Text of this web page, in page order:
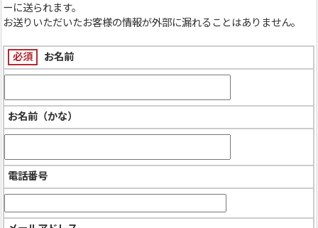
ーに送られます。
お送りいただいたお客様の情報が外部に漏れることはありません。
必須 お名前
お名前（かな）
電話番号